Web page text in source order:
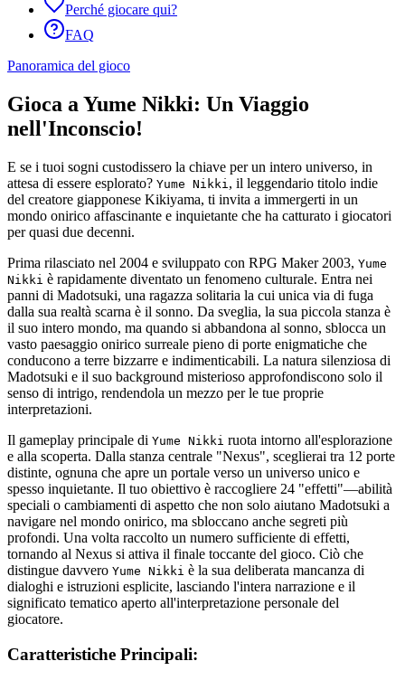
Perché giocare qui?
FAQ
Panoramica del gioco
Gioca a Yume Nikki: Un Viaggio
nell'Inconscio!
E se i tuoi sogni custodissero la chiave per un intero universo, in
attesa di essere esplorato? Yume Nikki , il leggendario titolo indie
del creatore giapponese Kikiyama, ti invita a immergerti in un
mondo onirico affascinante e inquietante che ha catturato i giocatori
per quasi due decenni.
Prima rilasciato nel 2004 e sviluppato con RPG Maker 2003, Yume
Nikki è rapidamente diventato un fenomeno culturale. Entra nei
panni di Madotsuki, una ragazza solitaria la cui unica via di fuga
dalla sua realtà scarna è il sonno. Da sveglia, la sua piccola stanza è
il suo intero mondo, ma quando si abbandona al sonno, sblocca un
vasto paesaggio onirico surreale pieno di porte enigmatiche che
conducono a terre bizzarre e indimenticabili. La natura silenziosa di
Madotsuki e il suo background misterioso approfondiscono solo il
senso di intrigo, rendendola un mezzo per le tue proprie
interpretazioni.
Il gameplay principale di Yume Nikki ruota intorno all'esplorazione
e alla scoperta. Dalla stanza centrale "Nexus", sceglierai tra 12 porte
distinte, ognuna che apre un portale verso un universo unico e
spesso inquietante. Il tuo obiettivo è raccogliere 24 "effetti"—abilità
speciali o cambiamenti di aspetto che non solo aiutano Madotsuki a
navigare nel mondo onirico, ma sbloccano anche segreti più
profondi. Una volta raccolto un numero sufficiente di effetti,
tornando al Nexus si attiva il finale toccante del gioco. Ciò che
distingue davvero Yume Nikki è la sua deliberata mancanza di
dialoghi e istruzioni esplicite, lasciando l'intera narrazione e il
significato tematico aperto all'interpretazione personale del
giocatore.
Caratteristiche Principali: